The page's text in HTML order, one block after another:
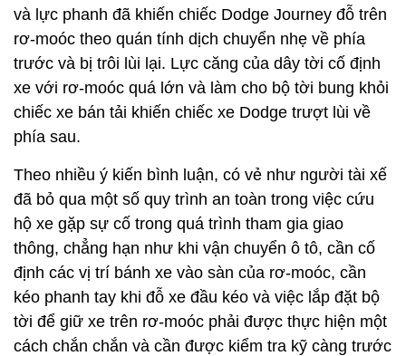
và lực phanh đã khiến chiếc Dodge Journey đỗ trên
rơ-moóc theo quán tính dịch chuyển nhẹ về phía
trước và bị trôi lùi lại. Lực căng của dây tời cố định
xe với rơ-moóc quá lớn và làm cho bộ tời bung khỏi
chiếc xe bán tải khiến chiếc xe Dodge trượt lùi về
phía sau.
Theo nhiều ý kiến bình luận, có vẻ như người tài xế
đã bỏ qua một số quy trình an toàn trong việc cứu
hộ xe gặp sự cố trong quá trình tham gia giao
thông, chẳng hạn như khi vận chuyển ô tô, cần cố
định các vị trí bánh xe vào sàn của rơ-moóc, cần
kéo phanh tay khi đỗ xe đầu kéo và việc lắp đặt bộ
tời để giữ xe trên rơ-moóc phải được thực hiện một
cách chắn chắn và cần được kiểm tra kỹ càng trước